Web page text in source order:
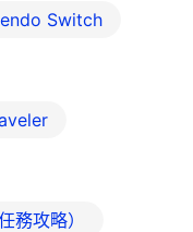
Switch
務攻略）